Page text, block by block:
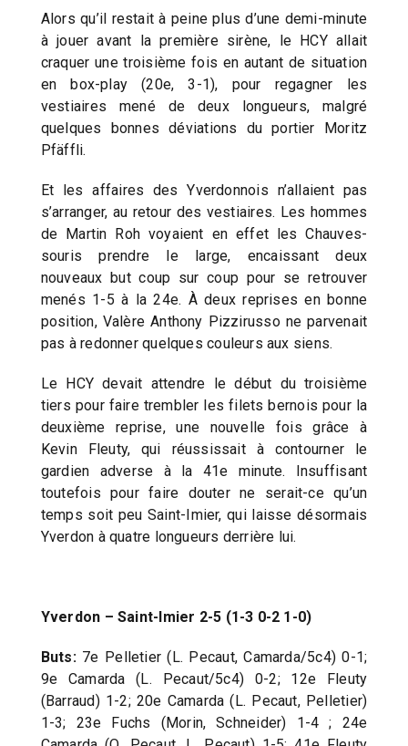
Alors qu’il restait à peine plus d’une demi-minute
à jouer avant la première sirène, le HCY allait
craquer une troisième fois en autant de situation
en box-play (20e, 3-1), pour regagner les
vestiaires mené de deux longueurs, malgré
quelques bonnes déviations du portier Moritz
Pfäffli.
Et les affaires des Yverdonnois n’allaient pas
s’arranger, au retour des vestiaires. Les hommes
de Martin Roh voyaient en effet les Chauves-
souris prendre le large, encaissant deux
nouveaux but coup sur coup pour se retrouver
menés 1-5 à la 24e. À deux reprises en bonne
position, Valère Anthony Pizzirusso ne parvenait
pas à redonner quelques couleurs aux siens.
Le HCY devait attendre le début du troisième
tiers pour faire trembler les filets bernois pour la
deuxième reprise, une nouvelle fois grâce à
Kevin Fleuty, qui réussissait à contourner le
gardien adverse à la 41e minute. Insuffisant
toutefois pour faire douter ne serait-ce qu’un
temps soit peu Saint-Imier, qui laisse désormais
Yverdon à quatre longueurs derrière lui.
Yverdon – Saint-Imier 2-5 (1-3 0-2 1-0)
Buts:7e Pelletier (L. Pecaut, Camarda/5c4) 0-1;
9e Camarda (L. Pecaut/5c4) 0-2; 12e Fleuty
(Barraud) 1-2; 20e Camarda (L. Pecaut, Pelletier)
1-3; 23e Fuchs (Morin, Schneider) 1-4 ; 24e